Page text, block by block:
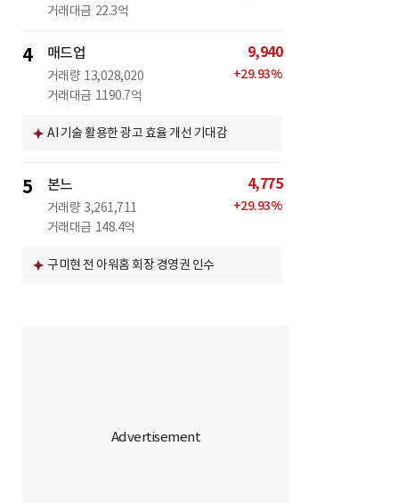
거래대금 22.3억
4 매드업
거래량 13,028,020
거래대금 1190.7억
9,940
+29.93%
AI 기술 활용한 광고 효율 개선 기대감
5 본느
거래량 3,261,711
거래대금 148.4억
4,775
+29.93%
구미현 전 아워홈 회장 경영권 인수